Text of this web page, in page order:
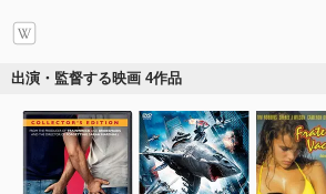
出演・監督する映画 4作品